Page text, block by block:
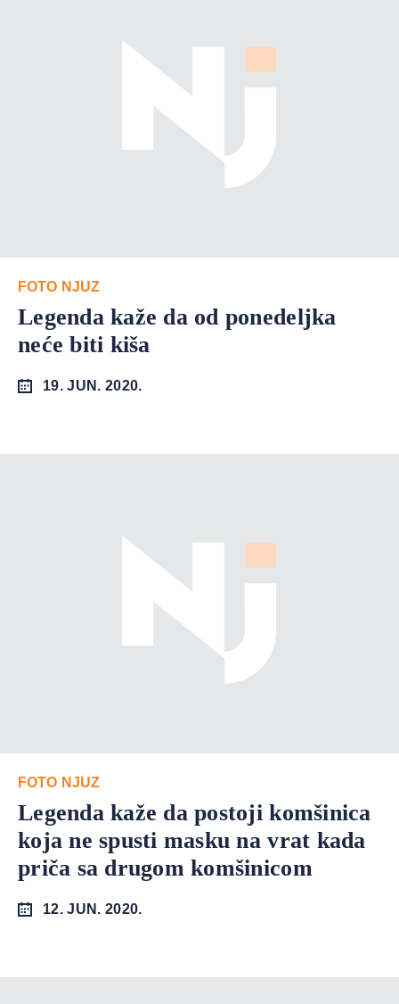
FOTO NJUZ
Legenda kaže da od ponedeljka
neće biti kiša
19. JUN. 2020.
FOTO NJUZ
Legenda kaže da postoji komšinica
koja ne spusti masku na vrat kada
priča sa drugom komšinicom
12. JUN. 2020.